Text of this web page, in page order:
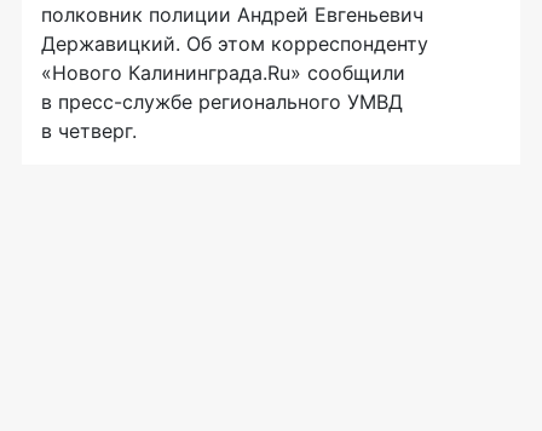
полковник полиции Андрей Евгеньевич
Державицкий. Об этом корреспонденту
«Нового Калининграда.Ru» сообщили
в пресс-службе регионального УМВД
в четверг.